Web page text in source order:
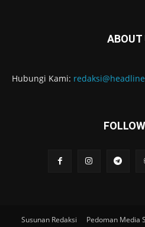
ABOUT
Hubungi Kami:
Susunan Redaksi Pedoman Media